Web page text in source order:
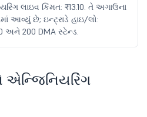
લાઇવ કિંમત: ₹13.10. તે અગાઉના
આવ્યું છે; ઇન્ટ્રાડે હાઇ/લો:
અને 200 DMA સ્ટેન્ડ.